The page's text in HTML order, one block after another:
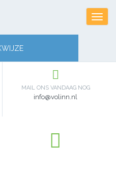
MAIL ONS VANDAAG NOG
info@volinn.nl